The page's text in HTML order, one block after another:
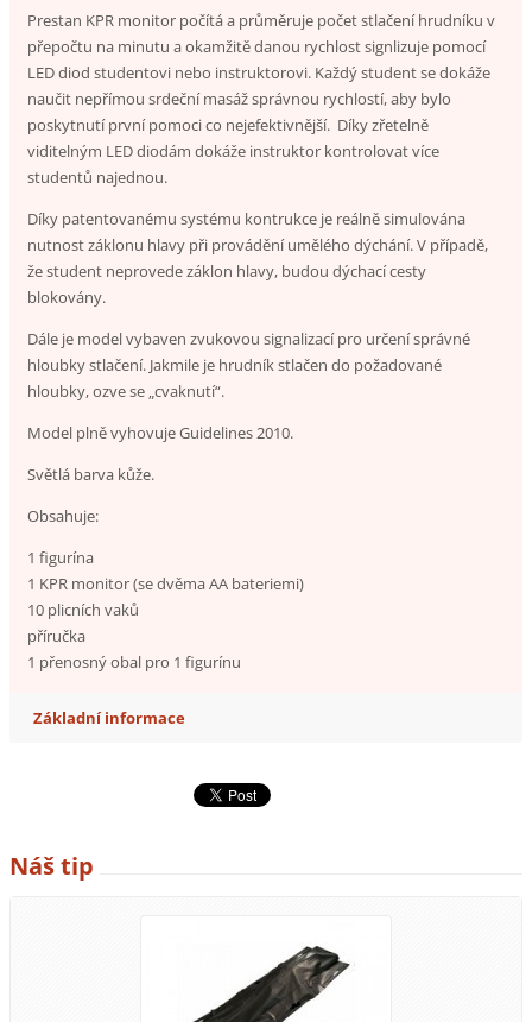
Prestan KPR monitor počítá a průměruje počet stlačení hrudníku v
přepočtu na minutu a okamžitě danou rychlost signlizuje pomocí
LED diod studentovi nebo instruktorovi. Každý student se dokáže
naučit nepřímou srdeční masáž správnou rychlostí, aby bylo
poskytnutí první pomoci co nejefektivnější. Díky zřetelně
viditelným LED diodám dokáže instruktor kontrolovat více
studentů najednou.
Díky patentovanému systému kontrukce je reálně simulována
nutnost záklonu hlavy při provádění umělého dýchání. V případě,
že student neprovede záklon hlavy, budou dýchací cesty
blokovány.
Dále je model vybaven zvukovou signalizací pro určení správné
hloubky stlačení. Jakmile je hrudník stlačen do požadované
hloubky, ozve se „cvaknutí“.
Model plně vyhovuje Guidelines 2010.
Světlá barva kůže.
Obsahuje:
1 figurína
1 KPR monitor (se dvěma AA bateriemi)
10 plicních vaků
příručka
1 přenosný obal pro 1 figurínu
Základní informace
Náš tip